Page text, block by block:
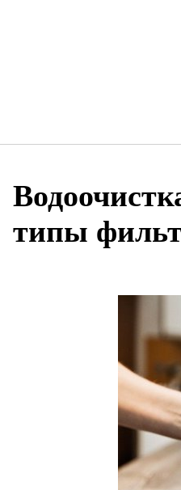
типы